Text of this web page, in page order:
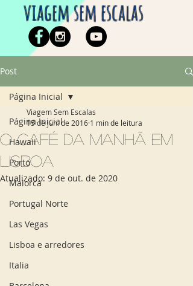
viagem sem escalas
Post
Página Inicial
Hawaii
Porto
Maiorca
Portugal Norte
Las Vegas
Lisboa e arredores
Italia
Página Inicial
O Café da Manhã em
Lisboa
Viagem Sem Escalas
15 de jun. de 2016 1 min de leitura
Atualizado: 9 de out. de 2020